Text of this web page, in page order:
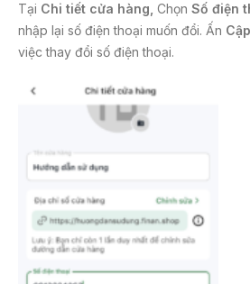
Tại Chi tiết cửa hàng, Chọn Số điện
nhập lại số điện thoại muốn đổi. Ấn
việc thay đổi số điện thoại.